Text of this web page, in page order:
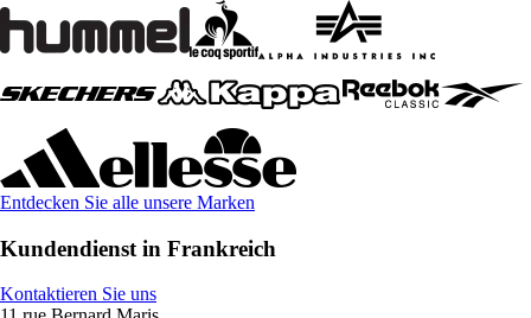
Entdecken Sie alle unsere Marken
Kundendienst in Frankreich
Kontaktieren Sie uns